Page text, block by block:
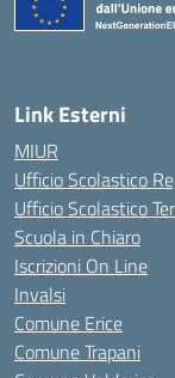
Link Esterni
MIUR
Ufficio Scolastico
Ufficio Scolastico
Scuola in Chiaro
Iscrizioni On Line
Invalsi
Comune Erice
Comune Trapani